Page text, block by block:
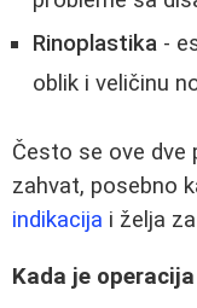
Rinoplastika -
oblik i veličinu
Često se ove dve
zahvat, posebno
indikacija i želja
Kada je